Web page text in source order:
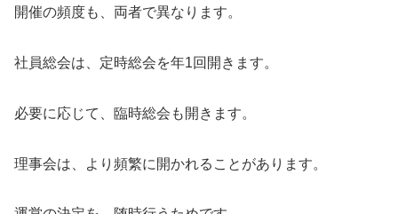
開催の頻度も、両者で異なります。
社員総会は、定時総会を年1回開きます。
必要に応じて、臨時総会も開きます。
理事会は、より頻繁に開かれることがあります。